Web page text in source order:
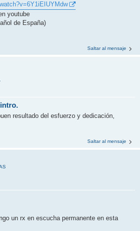
youtube
de España)
Saltar al mensaje
resultado del esfuerzo y dedicación,
Saltar al mensaje
un rx en escucha permanente en esta